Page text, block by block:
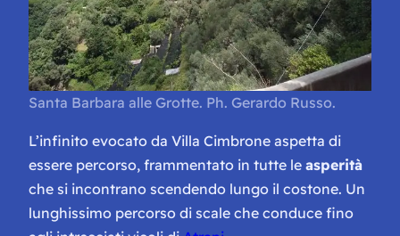
Santa Barbara alle Grotte. Ph. Gerardo Russo.
L’infinito evocato da Villa Cimbrone aspetta di
essere percorso, frammentato in tutte le asperità
che si incontrano scendendo lungo il costone. Un
lunghissimo percorso di scale che conduce fino